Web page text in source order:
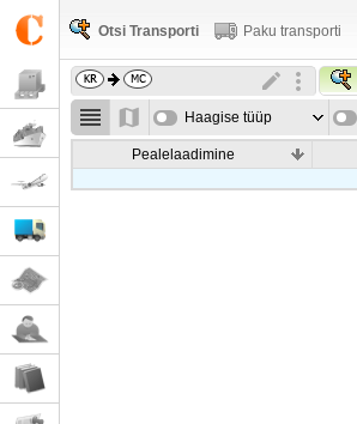
Otsi Transporti Paku transporti
Haagise tüüp
Pealelaadimine